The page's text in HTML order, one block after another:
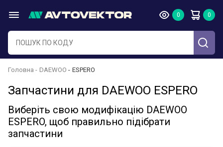
Головна DAEWOO ESPERO
Запчастини для DAEWOO ESPERO
Виберіть свою модифікацію DAEWOO
ESPERO, щоб правильно підібрати
запчастини